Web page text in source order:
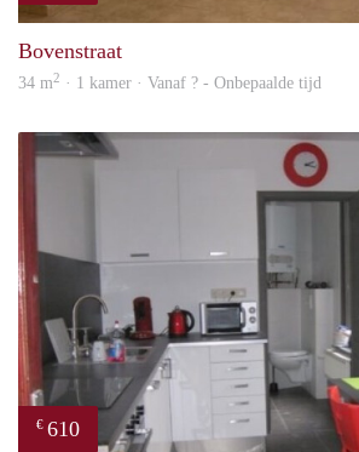
Bovenstraat
34 m2 · 1 kamer · Vanaf ? - Onbepaalde tijd
€ 610